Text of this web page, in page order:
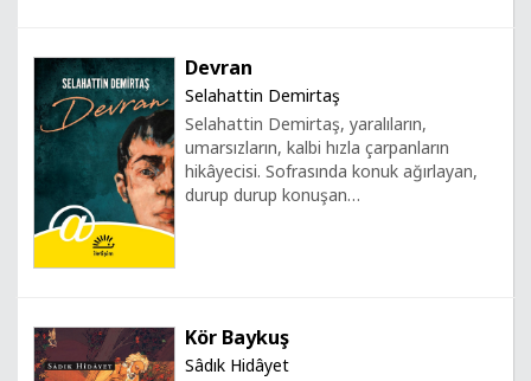
Devran
Selahattin Demirtaş
Selahattin Demirtaş, yaralıların,
umarsızların, kalbi hızla çarpanların
hikâyecisi. Sofrasında konuk ağırlayan,
durup durup konuşan…
Kör Baykuş
Sâdık Hidâyet